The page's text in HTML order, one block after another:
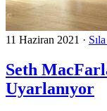
11 Haziran 2021 ·
Seth
Uyarlanıyor